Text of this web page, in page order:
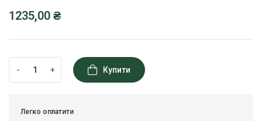
1235,00 ₴
- + Купити
Легко оплатити